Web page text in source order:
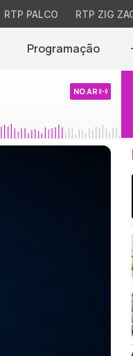
RTP PALCO RTP ZIG
Programação
NO AR